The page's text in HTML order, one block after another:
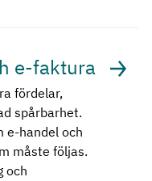
e-faktura
fördelar,
spårbarhet.
e-handel och
måste följas.
och